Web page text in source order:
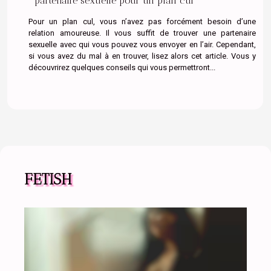
Pour un plan cul, vous n’avez pas forcément besoin d’une
relation amoureuse. Il vous suffit de trouver une partenaire
sexuelle avec qui vous pouvez vous envoyer en l’air. Cependant,
si vous avez du mal à en trouver, lisez alors cet article. Vous y
découvrirez quelques conseils qui vous permettront...
FETISH